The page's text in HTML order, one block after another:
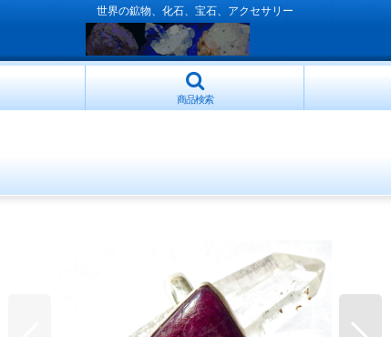
世界の鉱物、化石、宝石、アクセサリー
商品検索